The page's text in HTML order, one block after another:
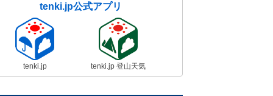
tenki.jp公式アプリ
tenki.jp tenki.jp 登山天気